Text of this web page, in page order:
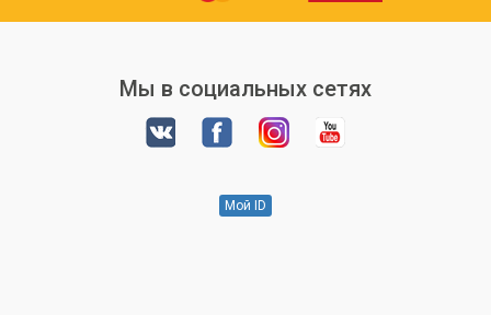
Мы в социальных сетях
Мой ID